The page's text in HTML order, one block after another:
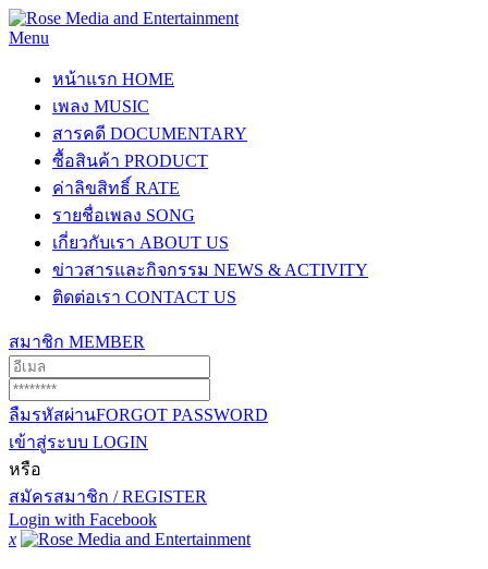
Menu
หน้าแรก HOME
เพลง MUSIC
สารคดี DOCUMENTARY
ซื้อสินค้า PRODUCT
ค่าลิขสิทธิ์ RATE
รายชื่อเพลง SONG
เกี่ยวกับเรา ABOUT US
ข่าวสารและกิจกรรม NEWS & ACTIVITY
ติดต่อเรา CONTACT US
สมาชิก MEMBER
ลืมรหัสผ่านFORGOT PASSWORD
เข้าสู่ระบบ LOGIN
หรือ
สมัครสมาชิก / REGISTER
Login with Facebook
x